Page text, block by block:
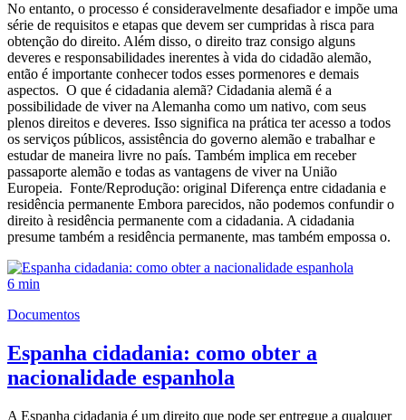
No entanto, o processo é consideravelmente desafiador e impõe uma
série de requisitos e etapas que devem ser cumpridas à risca para
obtenção do direito. Além disso, o direito traz consigo alguns
deveres e responsabilidades inerentes à vida do cidadão alemão,
então é importante conhecer todos esses pormenores e demais
aspectos. O que é cidadania alemã? Cidadania alemã é a
possibilidade de viver na Alemanha como um nativo, com seus
plenos direitos e deveres. Isso significa na prática ter acesso a todos
os serviços públicos, assistência do governo alemão e trabalhar e
estudar de maneira livre no país. Também implica em receber
passaporte alemão e todas as vantagens de viver na União
Europeia. Fonte/Reprodução: original Diferença entre cidadania e
residência permanente Embora parecidos, não podemos confundir o
direito à residência permanente com a cidadania. A cidadania
presume também a residência permanente, mas também empossa o.
6 min
Documentos
Espanha cidadania: como obter a
nacionalidade espanhola
A Espanha cidadania é um direito que pode ser entregue a qualquer